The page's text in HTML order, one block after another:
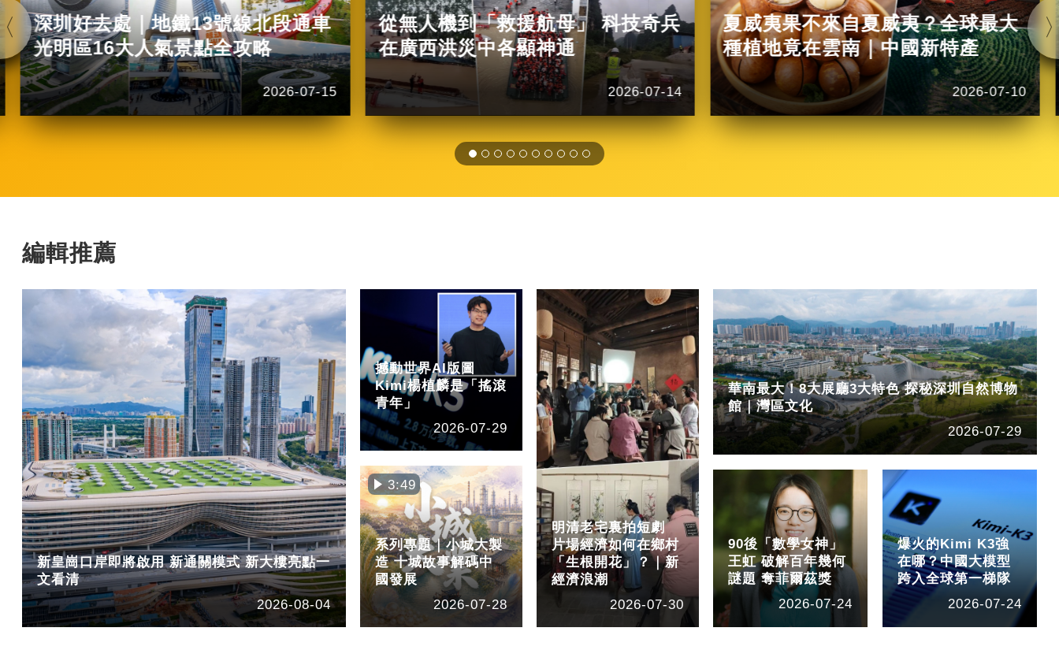
深圳好去處｜地鐵13號線北段通車
光明區16大人氣景點全攻略
2026-07-15
從無人機到「救援航母」 科技奇兵
在廣西洪災中各顯神通
2026-07-14
夏威夷果不來自夏威夷？全球最大
種植地竟在雲南｜中國新特產
2026-07-10
編輯推薦
新皇崗口岸即將啟用 新通關模式 新大樓亮點一
文看清
2026-08-04
撼動世界AI版圖
Kimi楊植麟是「搖滾
青年」
2026-07-29
3:49
系列專題｜小城大製
造 十城故事解碼中
國發展
2026-07-28
明清老宅裏拍短劇
片場經濟如何在鄉村
「生根開花」？｜新
經濟浪潮
2026-07-30
華南最大！8大展廳3大特色 探秘深圳自然博物
館｜灣區文化
2026-07-29
90後「數學女神」
王虹 破解百年幾何
謎題 奪菲爾茲獎
2026-07-24
爆火的Kimi K3強
在哪？中國大模型
跨入全球第一梯隊
2026-07-24